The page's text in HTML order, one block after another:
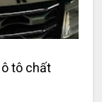
tô chất